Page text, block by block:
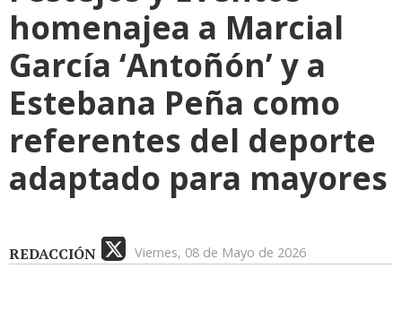
homenajea a Marcial
García ‘Antoñón’ y a
Estebana Peña como
referentes del deporte
adaptado para mayores
REDACCIÓN Viernes, 08 de Mayo de 2026